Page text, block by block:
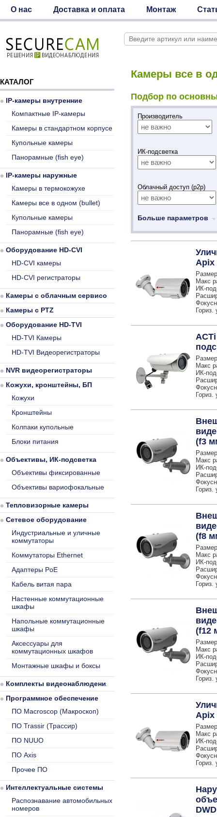
О нас Доставка и оплата Монтаж
Камеры все в
Подбор по
Производитель
ИК-подсветка
Облачный доступ (p2p)
Больше параметров
Apix
Макс
ИК-
Гориз.
Макс
ИК-
Гориз.
(f3
Макс
ИК-
Гориз.
(f8
Макс
ИК-
Гориз.
(f12
Макс
ИК-
Гориз.
Apix
Макс
ИК-
Гориз.
КАТАЛОГ
IP-камеры внутренние
Компактные IP-камеры
Камеры в стандартном корпусе
Купольные камеры
Панорамные (fish eye)
IP-камеры наружные
Камеры в термокожухе
Камеры все в одном (bullet)
Купольные камеры
Панорамные (fish eye)
Оборудование HD-CVI
HD-CVI камеры
HD-CVI регистраторы
Камеры с облачным сервисом
Камеры с PTZ
Оборудование HD-TVI
HD-TVI Камеры
HD-TVI Видеорегистраторы
NVR видеорегистраторы
Кожухи, кронштейны, БП
Кожухи
Кронштейны
Колпаки купольные
Блоки питания
Объективы, ИК-подсветка
Объективы фиксированные
Объективы вариофокальные
Тепловизорные камеры
Сетевое оборудование
Индустриальные и уличные
коммутаторы
Коммутаторы Ethernet
Адаптеры PoE
Кабель витая пара
Настенные коммутационные
шкафы
Напольные коммутационные
шкафы
Аксессуары для
коммутационных шкафов
Монтажные шкафы и боксы
Комплекты видеонаблюдения
Программное обеспечение
ПО Macroscop (Макроскоп)
ПО Trassir (Трассир)
ПО NUUO
ПО Axis
Прочее ПО
Интеллектуальные системы
Распознавание автомобильных
номеров